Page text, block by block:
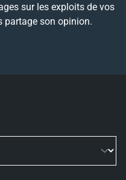
sur les exploits de vos
partage son opinion.